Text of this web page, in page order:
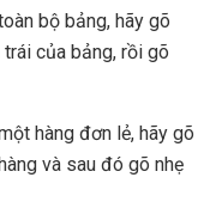
bộ bảng, hãy gõ
của bảng, rồi gõ
hàng đơn lẻ, hãy gõ
và sau đó gõ nhẹ